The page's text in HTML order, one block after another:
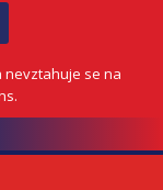
nevztahuje se na